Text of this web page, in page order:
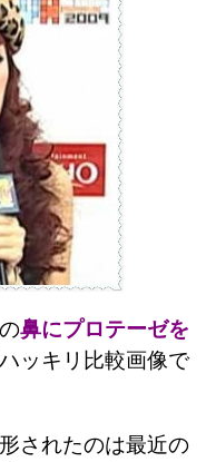
鼻にプロテーゼを
ッキリ比較画像で
されたのは最近の